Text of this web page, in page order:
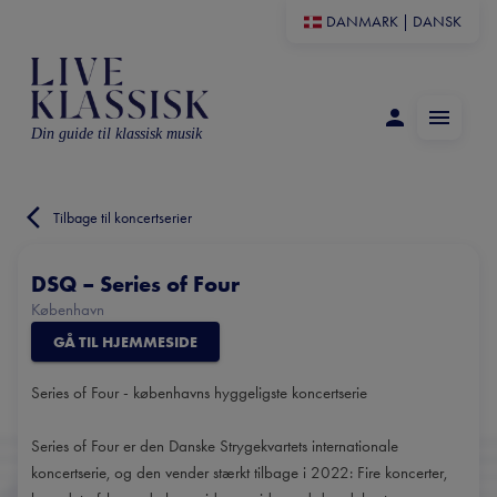
DANMARK DANSK
Din guide til klassisk musik
Tilbage til koncertserier
DSQ – Series of Four
København
GÅ TIL HJEMMESIDE
Series of Four - københavns hyggeligste koncertserie
Series of Four er den Danske Strygekvartets internationale
koncertserie, og den vender stærkt tilbage i 2022: Fire koncerter,